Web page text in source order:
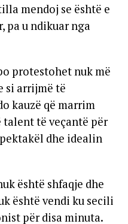
mendoj se është e
pa u ndikuar nga
protestohet nuk më
si arrijmë të
kauzë që marrim
talent të veçantë për
dhe idealin
është shfaqje dhe
është vendi ku secili
për disa minuta.